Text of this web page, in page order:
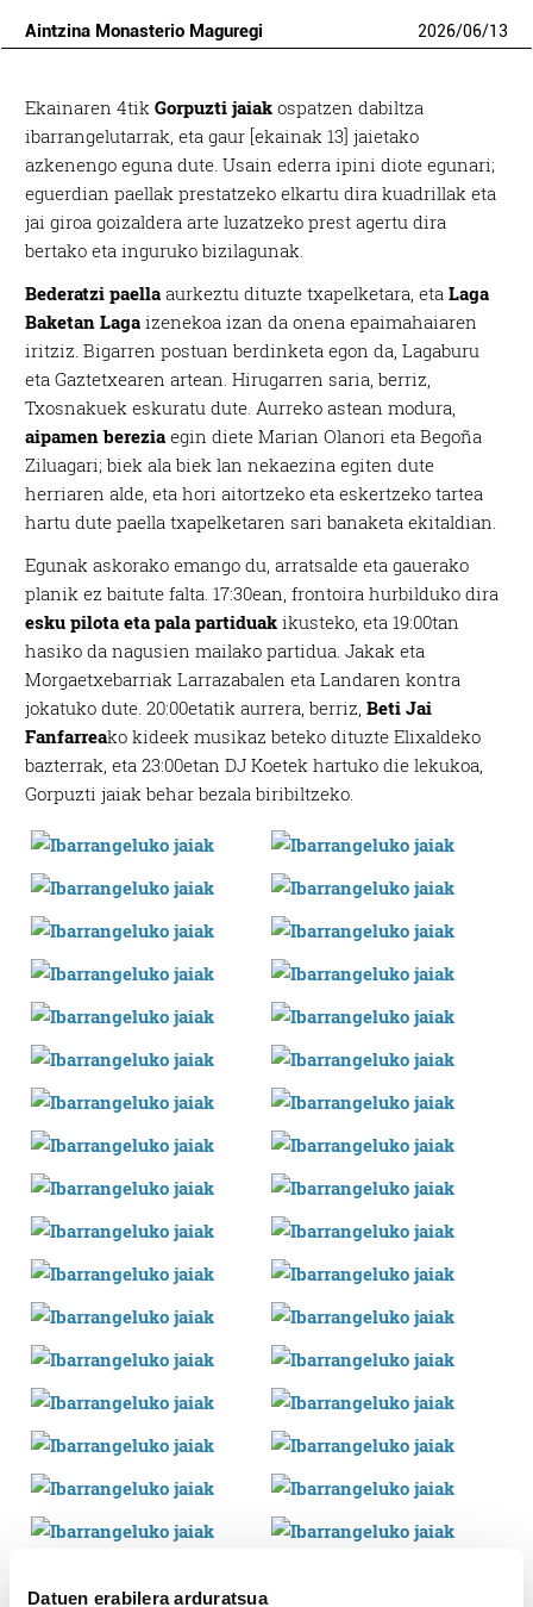
Datuen erabilera arduratsua
Aintzina Monasterio Maguregi 2026/06/13
Ekainaren 4tik Gorpuzti jaiak ospatzen dabiltza
ibarrangelutarrak, eta gaur [ekainak 13] jaietako
azkenengo eguna dute. Usain ederra ipini diote egunari;
eguerdian paellak prestatzeko elkartu dira kuadrillak eta
jai giroa goizaldera arte luzatzeko prest agertu dira
bertako eta inguruko bizilagunak.
Bederatzi paella aurkeztu dituzte txapelketara, etaLaga
Baketan Laga izenekoa izan da onena epaimahaiaren
iritziz. Bigarren postuan berdinketa egon da, Lagaburu
eta Gaztetxearen artean. Hirugarren saria, berriz,
Txosnakuek eskuratu dute. Aurreko astean modura,
aipamen berezia egin diete Marian Olanori eta Begoña
Ziluagari; biek ala biek lan nekaezina egiten dute
herriaren alde, eta hori aitortzeko eta eskertzeko tartea
hartu dute paella txapelketaren sari banaketa ekitaldian.
Egunak askorako emango du, arratsalde eta gauerako
planik ez baitute falta. 17:30ean, frontoira hurbilduko dira
esku pilota eta pala partiduak ikusteko, eta 19:00tan
hasiko da nagusien mailako partidua. Jakak eta
Morgaetxebarriak Larrazabalen eta Landaren kontra
jokatuko dute. 20:00etatik aurrera, berriz,Beti Jai
Fanfarreako kideek musikaz beteko dituzte Elixaldeko
bazterrak, eta 23:00etan DJ Koetek hartuko die lekukoa,
Gorpuzti jaiak behar bezala biribiltzeko.